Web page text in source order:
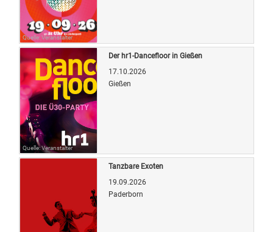
Quelle: Veranstalter
Quelle: Veranstalter
Der hr1-Dancefloor in Gießen
17.10.2026
Gießen
Tanzbare Exoten
19.09.2026
Paderborn